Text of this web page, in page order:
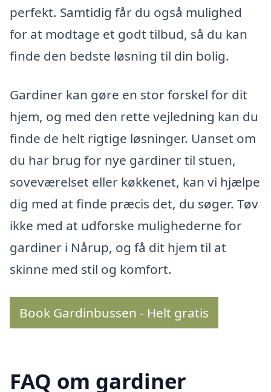
perfekt. Samtidig får du også mulighed
for at modtage et godt tilbud, så du kan
finde den bedste løsning til din bolig.
Gardiner kan gøre en stor forskel for dit
hjem, og med den rette vejledning kan du
finde de helt rigtige løsninger. Uanset om
du har brug for nye gardiner til stuen,
soveværelset eller køkkenet, kan vi hjælpe
dig med at finde præcis det, du søger. Tøv
ikke med at udforske mulighederne for
gardiner i Nårup, og få dit hjem til at
skinne med stil og komfort.
Book Gardinbussen - Helt gratis
FAQ om gardiner